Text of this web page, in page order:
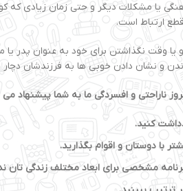
یا مشکلات دیگر و حتی زمان زیادی
قطع ارتباط است.
یا وقت نگذاشتن برای خود به عنوان پدر
و نشان دادن خوبی ها به فرزندشان
ناراحتی و افسردگی ما به شما پیشنهاد
کنید.
با دوستان و اقوام بگذارید.
مشخصی برای ابعاد مختلف زندگی